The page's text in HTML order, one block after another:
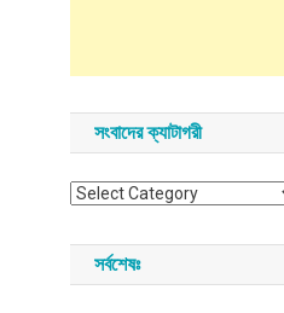
সংবাদের ক্যাটাগরী
সংবাদের
সর্বশেষঃ